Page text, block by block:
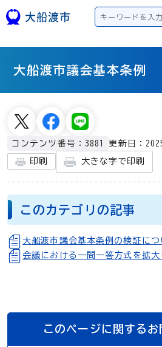
大船渡市議会基本条例
コンテンツ番号：3881 更新日：
印刷 大きな字で印刷
このカテゴリの記事
大船渡市議会基本条例の検証につ
会議における一問一答方式を拡大
このページに関する